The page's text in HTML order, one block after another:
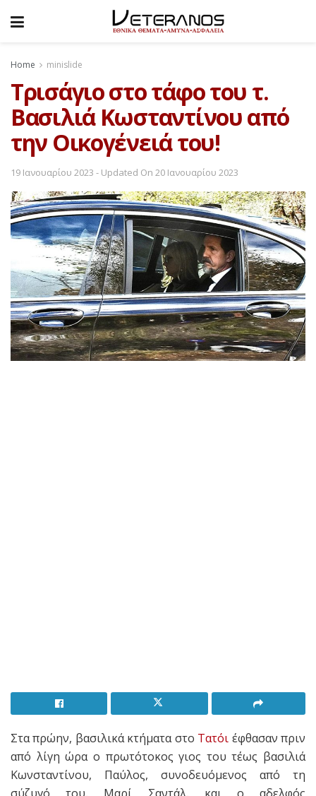
Home minislide
Τρισάγιο στο τάφο του τ.
Βασιλιά Κωσταντίνου από
την Οικογένειά του!
19 Ιανουαρίου 2023 - Updated On 20 Ιανουαρίου 2023
Στα πρώην, βασιλικά κτήματα στο Τατόι έφθασαν πριν
από λίγη ώρα ο πρωτότοκος γιος του τέως βασιλιά
Κωνσταντίνου, Παύλος, συνοδευόμενος από τη